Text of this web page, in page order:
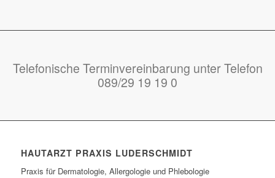
Telefonische Terminvereinbarung unter Telefon
089/29 19 19 0
HAUTARZT PRAXIS LUDERSCHMIDT
Praxis für Dermatologie, Allergologie und Phlebologie